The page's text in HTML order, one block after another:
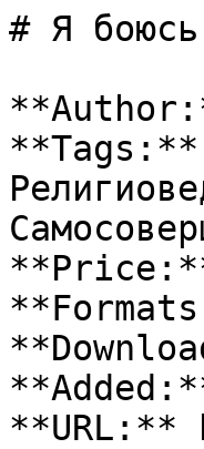
# Я
**Tags:**
**URL:**